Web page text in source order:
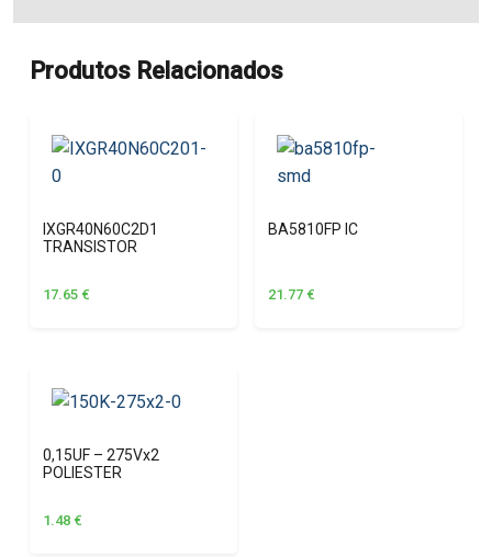
Produtos Relacionados
IXGR40N60C2D1
TRANSISTOR
17.65 €
BA5810FP IC
21.77 €
0,15UF – 275Vx2
POLIESTER
1.48 €